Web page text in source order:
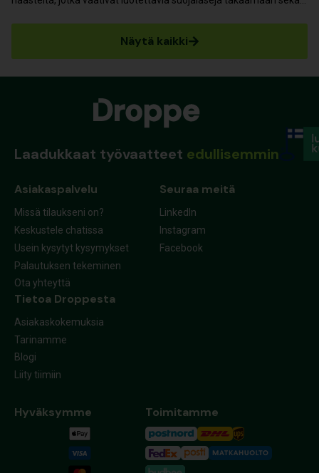
aiheuttamat vaarat...
Näytä kaikki
Laadukkaat työvaatteet edullisemmin
Asiakaspalvelu
Missä tilaukseni on?
Keskustele chatissa
Usein kysytyt kysymykset
Palautuksen tekeminen
Ota yhteyttä
Seuraa meitä
LinkedIn
Instagram
Facebook
Tietoa Droppesta
Asiakaskokemuksia
Tarinamme
Blogi
Liity tiimiin
Hyväksymme Toimitamme